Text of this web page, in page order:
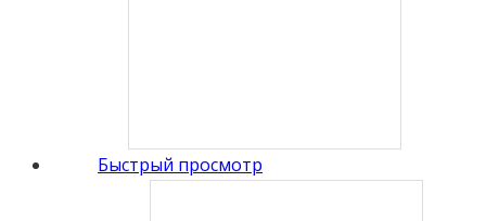
Быстрый просмотр